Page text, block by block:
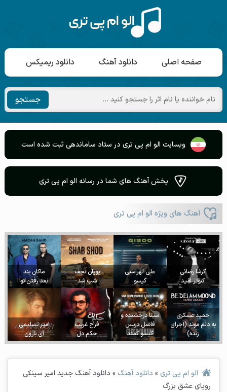
صفحه اصلی دانلود آهنگ دانلود ریمیکس
جستجو
وبسایت الو ام پی تری در ستاد ساماندهی ثبت شده است
پخش آهنگ های شما در رسانه الو ام پی تری
آهنگ های ویژه الو ام پی تری
گرشا رضائی
کبوتر امّید
علی لهراسبی
گیسو
پویان نجف
شب شد
ماکان بند
بعد رفتن تو
حمید عسکری
به دلم موند (اجرای
زنده)
سینا درخشنده و
فاضل دریس
گیسو کمند
فرخ غریب
حکم دل
امیر تسلیمی
آی بارون
الو ام پی تری» دانلود آهنگ » دانلود آهنگ جدید امیر سینکی
رویای عشق بزرگ